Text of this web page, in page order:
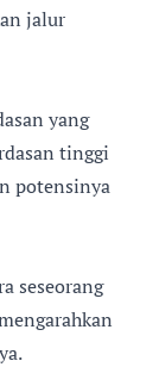
jalur
yang
tinggi
potensinya
seseorang